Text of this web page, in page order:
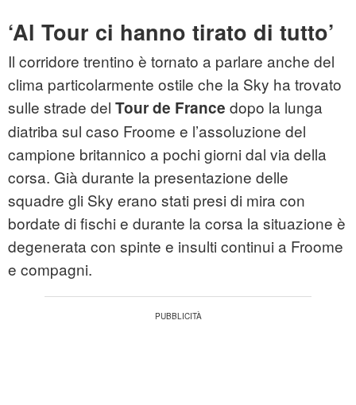
‘Al Tour ci hanno tirato di tutto’
Il corridore trentino è tornato a parlare anche del
clima particolarmente ostile che la Sky ha trovato
sulle strade del Tour de France dopo la lunga
diatriba sul caso Froome e l’assoluzione del
campione britannico a pochi giorni dal via della
corsa. Già durante la presentazione delle
squadre gli Sky erano stati presi di mira con
bordate di fischi e durante la corsa la situazione è
degenerata con spinte e insulti continui a Froome
e compagni.